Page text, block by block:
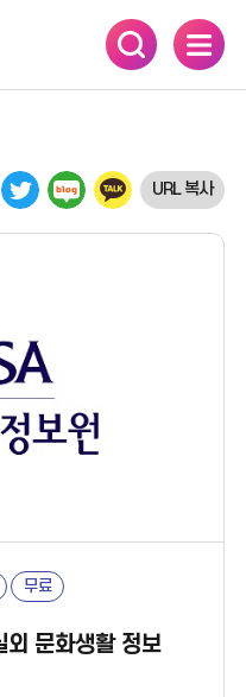
URL 복사
무료
외 문화생활 정보